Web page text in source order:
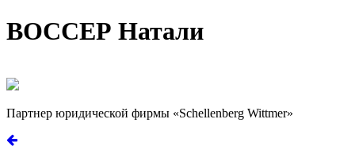
ВОССЕР Натали
Партнер юридической фирмы «Schellenberg Wittmer»